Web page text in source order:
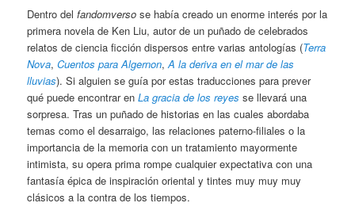
Dentro delfandomverso se había creado un enorme interés por la
primera novela de Ken Liu, autor de un puñado de celebrados
relatos de ciencia ficción dispersos entre varias antologías (Terra
Nova,Cuentos para Algernon,A la deriva en el mar de las
lluvias). Si alguien se guía por estas traducciones para prever
qué puede encontrar enLa gracia de los reyes se llevará una
sorpresa. Tras un puñado de historias en las cuales abordaba
temas como el desarraigo, las relaciones paterno-filiales o la
importancia de la memoria con un tratamiento mayormente
intimista, su opera prima rompe cualquier expectativa con una
fantasía épica de inspiración oriental y tintes muy muy muy
clásicos a la contra de los tiempos.